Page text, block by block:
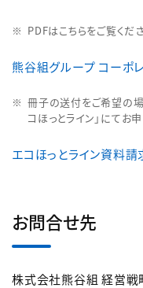
PDFはこちらをご覧くだ
熊谷組グループ コーポ
冊子の送付をご希望の場
コほっとライン」にてお
エコほっとライン資料請
お問合せ先
株式会社熊谷組 経営戦